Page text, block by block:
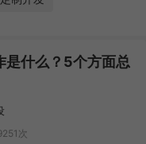
是什么？5个方面总
次